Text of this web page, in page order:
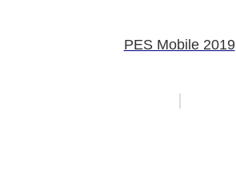
PES Mobile 2019